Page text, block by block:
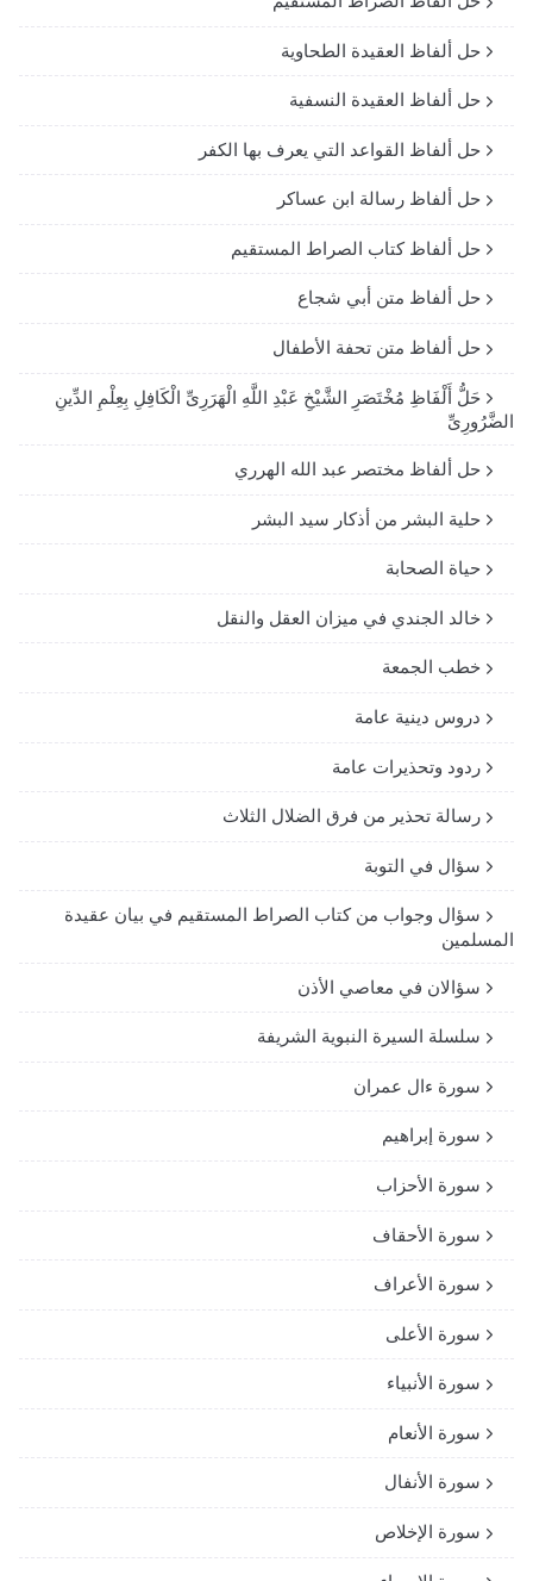
حل ألفاظ العقيدة الطحاوية
حل ألفاظ العقيدة النسفية
حل ألفاظ القواعد التي يعرف بها الكفر
حل ألفاظ رسالة ابن عساكر
حل ألفاظ كتاب الصراط المستقيم
حل ألفاظ متن أبي شجاع
حل ألفاظ متن تحفة الأطفال
حَلُّ أَلْفَاظِ مُخْتَصَرِ الشَّيْخِ عَبْدِ اللَّهِ الْهَرَرِىِّ الْكَافِلِ بِعِلْمِ الدِّينِ
الضَّرُورِىِّ
حل ألفاظ مختصر عبد الله الهرري
حلية البشر من أذكار سيد البشر
حياة الصحابة
خالد الجندي في ميزان العقل والنقل
خطب الجمعة
دروس دينية عامة
ردود وتحذيرات عامة
رسالة تحذير من فرق الضلال الثلاث
سؤال في التوبة
سؤال وجواب من كتاب الصراط المستقيم في بيان عقيدة
المسلمين
سؤالان في معاصي الأذن
سلسلة السيرة النبوية الشريفة
سورة ءال عمران
سورة إبراهيم
سورة الأحزاب
سورة الأحقاف
سورة الأعراف
سورة الأعلى
سورة الأنبياء
سورة الأنعام
سورة الأنفال
سورة الإخلاص